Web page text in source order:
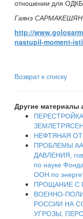
отношении для
Гаянэ САРМАКЕШЯН
http://
nastupil-moment-
Возврат к списку
Другие материалы
НЕФТЯНАЯ
ПРОБЛЕМЫ
ДАВЛЕНИЯ,
по науке
ООН по
ПРОЩАНИЕ
ВОЕННО-
РОССИИ НА
УГРОЗЫ,